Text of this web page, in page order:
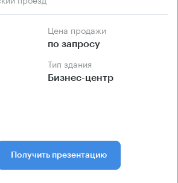
Цена продажи
по запросу
Тип здания
Бизнес-центр
Получить презентацию